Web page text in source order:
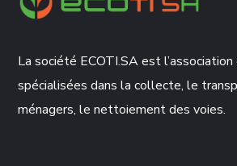
La société ECOTI.SA est
spécialisées dans la collecte, le
ménagers, le nettoiement des voies.